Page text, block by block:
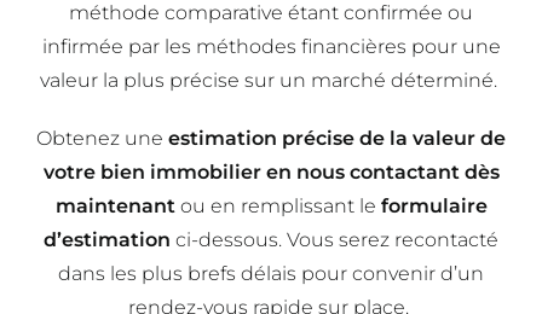
méthode comparative étant confirmée ou
infirmée par les méthodes financières pour une
valeur la plus précise sur un marché déterminé.
Obtenez une estimation précise de la valeur de
votre bien immobilier en nous contactant dès
maintenantou en remplissant le formulaire
d’estimation ci-dessous. Vous serez recontacté
dans les plus brefs délais pour convenir d’un
rendez-vous rapide sur place.